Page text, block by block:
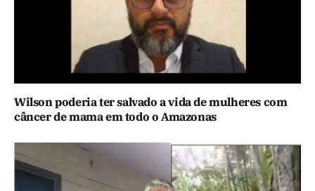
Wilson poderia ter salvado a vida de mulheres com
câncer de mama em todo o Amazonas